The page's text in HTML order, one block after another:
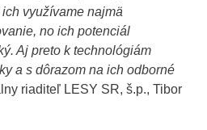
využívame najmä
no ich potenciál
Aj preto k technológiám
a s dôrazom na ich odborné
riaditeľ LESY SR, š.p., Tibor